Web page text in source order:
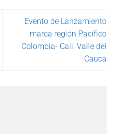
Evento de Lanzamiento
marca región Pacífico
Colombia- Cali, Valle del
Cauca